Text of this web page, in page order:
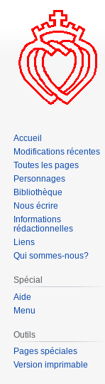
Accueil
Modifications récentes
Toutes les pages
Personnages
Bibliothèque
Nous écrire
Informations
rédactionnelles
Liens
Qui sommes-nous?
Spécial
Aide
Menu
Outils
Pages spéciales
Version imprimable